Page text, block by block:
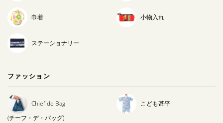
巾着 小物入れ
ステーショナリー
ファッション
Chief de Bag
(チーフ・デ・バッグ)
こども甚平